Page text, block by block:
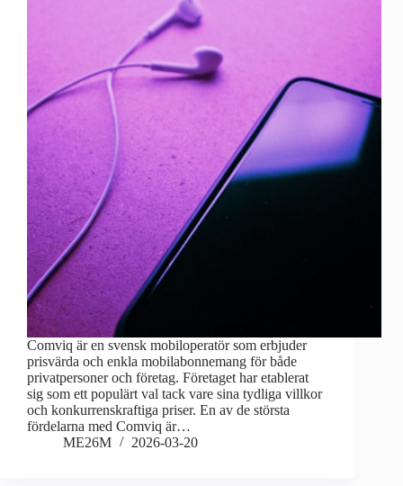
Comviq är en svensk mobiloperatör som erbjuder
prisvärda och enkla mobilabonnemang för både
privatpersoner och företag. Företaget har etablerat
sig som ett populärt val tack vare sina tydliga villkor
och konkurrenskraftiga priser. En av de största
fördelarna med Comviq är…
ME26M
2026-03-20